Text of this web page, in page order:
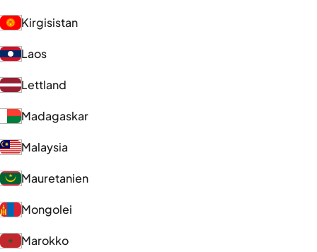
Kirgisistan
Laos
Lettland
Madagaskar
Malaysia
Mauretanien
Mongolei
Marokko